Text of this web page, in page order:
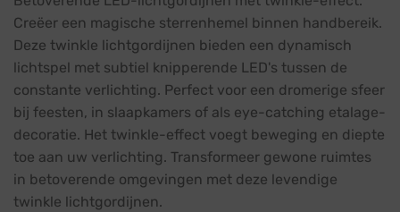
Creëer een magische sterrenhemel binnen handbereik.
Deze twinkle lichtgordijnen bieden een dynamisch
lichtspel met subtiel knipperende LED's tussen de
constante verlichting. Perfect voor een dromerige sfeer
bij feesten, in slaapkamers of als eye-catching etalage-
decoratie. Het twinkle-effect voegt beweging en diepte
toe aan uw verlichting. Transformeer gewone ruimtes
in betoverende omgevingen met deze levendige
twinkle lichtgordijnen.